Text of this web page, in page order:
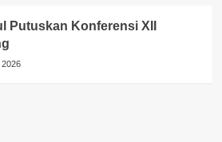
Putuskan Konferensi XII